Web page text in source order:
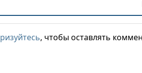
, чтобы оставлять